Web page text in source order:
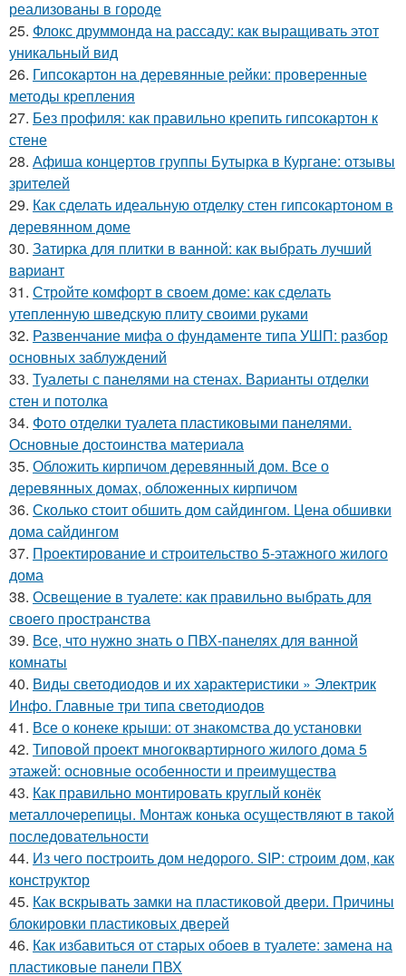
реализованы в городе
25. Флокс друммонда на рассаду: как выращивать этот
уникальный вид
26. Гипсокартон на деревянные рейки: проверенные
методы крепления
27. Без профиля: как правильно крепить гипсокартон к
стене
28. Афиша концертов группы Бутырка в Кургане: отзывы
зрителей
29. Как сделать идеальную отделку стен гипсокартоном в
деревянном доме
30. Затирка для плитки в ванной: как выбрать лучший
вариант
31. Стройте комфорт в своем доме: как сделать
утепленную шведскую плиту своими руками
32. Развенчание мифа о фундаменте типа УШП: разбор
основных заблуждений
33. Туалеты с панелями на стенах. Варианты отделки
стен и потолка
34. Фото отделки туалета пластиковыми панелями.
Основные достоинства материала
35. Обложить кирпичом деревянный дом. Все о
деревянных домах, обложенных кирпичом
36. Сколько стоит обшить дом сайдингом. Цена обшивки
дома сайдингом
37. Проектирование и строительство 5-этажного жилого
дома
38. Освещение в туалете: как правильно выбрать для
своего пространства
39. Все, что нужно знать о ПВХ-панелях для ванной
комнаты
40. Виды светодиодов и их характеристики » Электрик
Инфо. Главные три типа светодиодов
41. Все о конеке крыши: от знакомства до установки
42. Типовой проект многоквартирного жилого дома 5
этажей: основные особенности и преимущества
43. Как правильно монтировать круглый конёк
металлочерепицы. Монтаж конька осуществляют в такой
последовательности
44. Из чего построить дом недорого. SIP: строим дом, как
конструктор
45. Как вскрывать замки на пластиковой двери. Причины
блокировки пластиковых дверей
46. Как избавиться от старых обоев в туалете: замена на
пластиковые панели ПВХ